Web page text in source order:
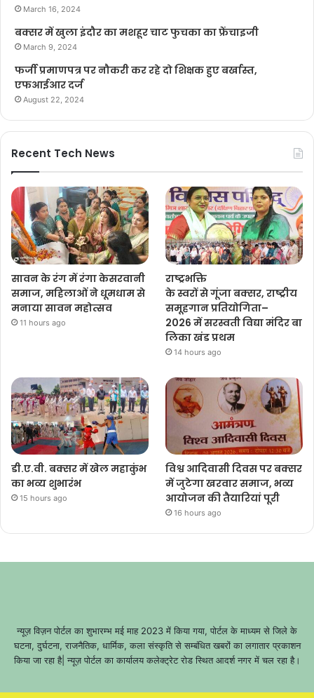
March 16, 2024
बक्सर में खुला इंदौर का मशहूर चाट फुचका का फ्रेंचाइजी
March 9, 2024
फर्जी प्रमाणपत्र पर नौकरी कर रहे दो शिक्षक हुए बर्खास्त,
एफआईआर दर्ज
August 22, 2024
Recent Tech News
सावन के रंग में रंगा केसरवानी
समाज, महिलाओं ने धूमधाम से
मनाया सावन महोत्सव
11 hours ago
राष्ट्रभक्ति
के स्वरों से गूंजा बक्सर, राष्ट्रीय
समूहगान प्रतियोगिता–
2026 में सरस्वती विद्या मंदिर बा
लिका खंड प्रथम
14 hours ago
डी.ए.वी. बक्सर में खेल महाकुंभ
का भव्य शुभारंभ
15 hours ago
विश्व आदिवासी दिवस पर बक्सर
में जुटेगा खरवार समाज, भव्य
आयोजन की तैयारियां पूरी
16 hours ago
न्यूज़ विज़न पोर्टल का शुभारम्भ मई माह 2023 में किया गया, पोर्टल के माध्यम से जिले के
घटना, दुर्घटना, राजनैतिक, धार्मिक, कला संस्कृति से सम्बंधित खबरों का लगातार प्रकाशन
किया जा रहा है| न्यूज़ पोर्टल का कार्यालय कलेक्ट्रेट रोड स्थित आदर्श नगर में चल रहा है।